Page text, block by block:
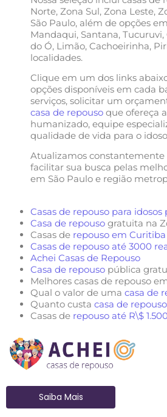
Norte, Zona Sul, Zona Leste,
São Paulo, além de opções
Mandaqui, Santana, Tucuruvi,
do Ó, Limão, Cachoeirinha,
localidades.
Clique em um dos links
opções disponíveis em cada
serviços, solicitar um
casa de repouso que ofereça
humanizado, equipe
qualidade de vida para o
Atualizamos constantemente
facilitar sua busca pelas
em São Paulo e região
Casas de repouso para idosos
Casa de repouso gratuita na
Casas de repouso em
Casas de repouso até 3000
Achei Casas de Repouso
Casa de repouso pública
Melhores casas de repouso
Qual o valor de uma casa de
Quanto custa casa de repouso
Casas de repouso até R\$
Saiba Mais